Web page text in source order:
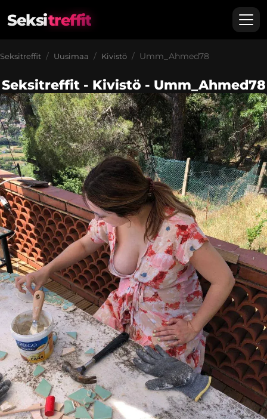
Seksitreffit
Seksitreffit Uusimaa Kivistö Umm_Ahmed78
Seksitreffit - Kivistö - Umm_Ahmed78